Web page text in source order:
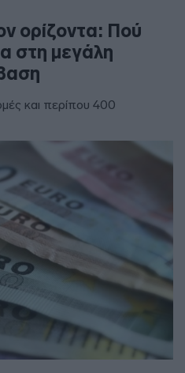
ορίζοντα: Πού
στη μεγάλη
και περίπου 400